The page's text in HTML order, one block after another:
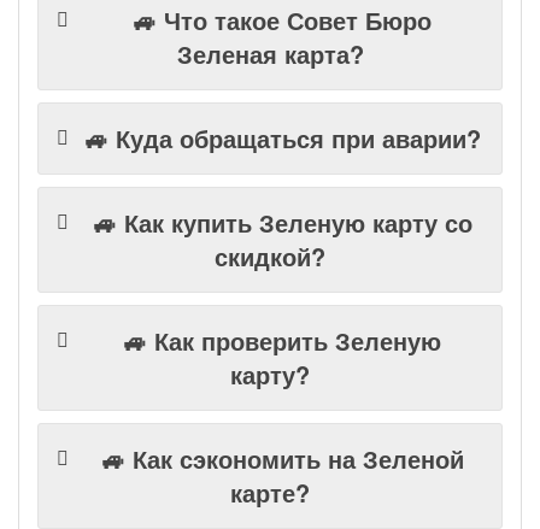
🚙 Что такое Совет Бюро
Зеленая карта?
🚙 Куда обращаться при аварии?
🚙 Как купить Зеленую карту со
скидкой?
🚙 Как проверить Зеленую
карту?
🚙 Как сэкономить на Зеленой
карте?